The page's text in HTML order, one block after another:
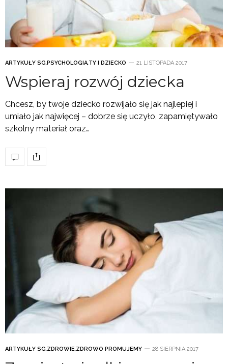
ARTYKUŁY SG,PSYCHOLOGIA,TY I DZIECKO 21 LISTOPADA 2017
Wspieraj rozwój dziecka
Chcesz, by twoje dziecko rozwijało się jak najlepiej i
umiało jak najwięcej – dobrze się uczyło, zapamiętywało
szkolny materiał oraz…
ARTYKUŁY SG,ZDROWIE,ZDROWO PROMUJEMY 28 SIERPNIA 2017